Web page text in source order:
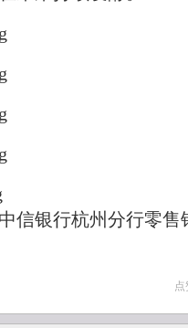
中信银行杭州分行零
点